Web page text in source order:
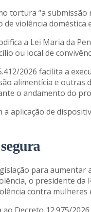
tortura “a
violência doméstica
a Lei Maria da
ou local de
2026 facilita a
alimentícia e outras
o andamento do
aplicação de
para
o presidente da
contra mulheres